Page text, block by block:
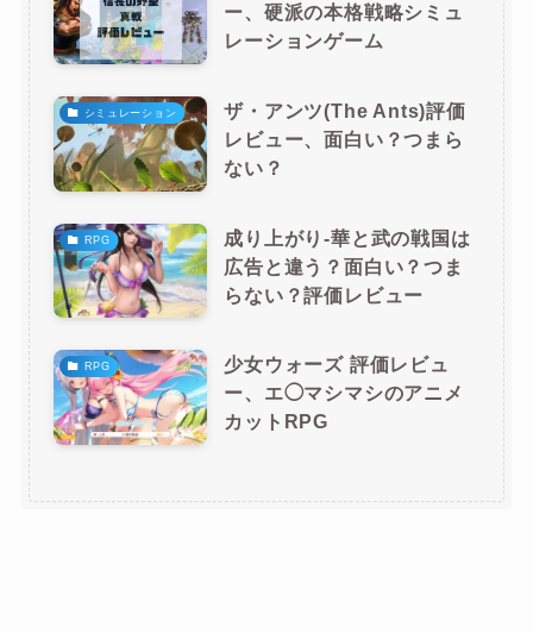
ー、硬派の本格戦略シミュ
レーションゲーム
シミュレーション
ザ・アンツ(The Ants)評価
レビュー、面白い？つまら
ない？
RPG
成り上がり-華と武の戦国は
広告と違う？面白い？つま
らない？評価レビュー
RPG
少女ウォーズ 評価レビュ
ー、エ◯マシマシのアニメ
カットRPG